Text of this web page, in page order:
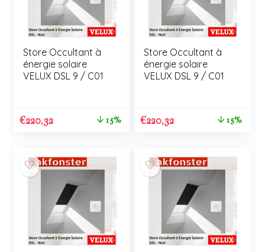
Store Occultant à
énergie solaire
VELUX DSL 9 / C01
€220,32 15%
Store Occultant à
énergie solaire
VELUX DSL 9 / C01
€220,32 15%